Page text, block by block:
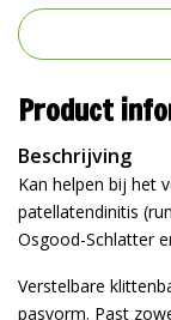
Product
Beschrijving
Kan helpen bij het
patellatendinitis
Osgood-Schlatter
Verstelbare
pasvorm. Past